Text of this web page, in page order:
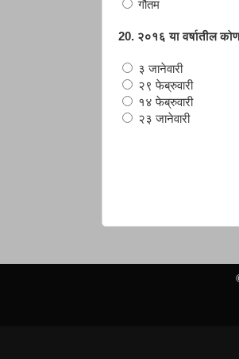
गौतम
20. २०१६ या वर्षातील
३ जानेवारी
२९ फेब्रुवारी
१४ फेब्रुवारी
२३ जानेवारी